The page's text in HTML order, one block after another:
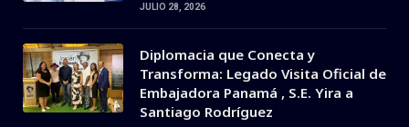
JULIO 28, 2026
Diplomacia que Conecta y
Transforma: Legado Visita Oficial de
Embajadora Panamá , S.E. Yira a
Santiago Rodríguez